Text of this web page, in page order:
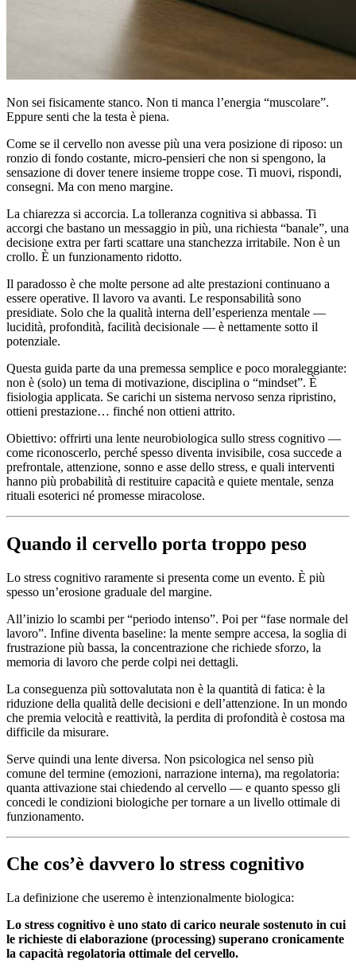
Non sei fisicamente stanco. Non ti manca l’energia “muscolare”.
Eppure senti che la testa è piena.
Come se il cervello non avesse più una vera posizione di riposo: un
ronzio di fondo costante, micro-pensieri che non si spengono, la
sensazione di dover tenere insieme troppe cose. Ti muovi, rispondi,
consegni. Ma con meno margine.
La chiarezza si accorcia. La tolleranza cognitiva si abbassa. Ti
accorgi che bastano un messaggio in più, una richiesta “banale”, una
decisione extra per farti scattare una stanchezza irritabile. Non è un
crollo. È un funzionamento ridotto.
Il paradosso è che molte persone ad alte prestazioni continuano a
essere operative. Il lavoro va avanti. Le responsabilità sono
presidiate. Solo che la qualità interna dell’esperienza mentale —
lucidità, profondità, facilità decisionale — è nettamente sotto il
potenziale.
Questa guida parte da una premessa semplice e poco moraleggiante:
non è (solo) un tema di motivazione, disciplina o “mindset”. È
fisiologia applicata. Se carichi un sistema nervoso senza ripristino,
ottieni prestazione… finché non ottieni attrito.
Obiettivo: offrirti una lente neurobiologica sullo stress cognitivo —
come riconoscerlo, perché spesso diventa invisibile, cosa succede a
prefrontale, attenzione, sonno e asse dello stress, e quali interventi
hanno più probabilità di restituire capacità e quiete mentale, senza
rituali esoterici né promesse miracolose.
Quando il cervello porta troppo peso
Lo stress cognitivo raramente si presenta come un evento. È più
spesso un’erosione graduale del margine.
All’inizio lo scambi per “periodo intenso”. Poi per “fase normale del
lavoro”. Infine diventa baseline: la mente sempre accesa, la soglia di
frustrazione più bassa, la concentrazione che richiede sforzo, la
memoria di lavoro che perde colpi nei dettagli.
La conseguenza più sottovalutata non è la quantità di fatica: è la
riduzione della qualità delle decisioni e dell’attenzione. In un mondo
che premia velocità e reattività, la perdita di profondità è costosa ma
difficile da misurare.
Serve quindi una lente diversa. Non psicologica nel senso più
comune del termine (emozioni, narrazione interna), ma regolatoria:
quanta attivazione stai chiedendo al cervello — e quanto spesso gli
concedi le condizioni biologiche per tornare a un livello ottimale di
funzionamento.
Che cos’è davvero lo stress cognitivo
La definizione che useremo è intenzionalmente biologica:
Lo stress cognitivo è uno stato di carico neurale sostenuto in cui
le richieste di elaborazione (processing) superano cronicamente
la capacità regolatoria ottimale del cervello.